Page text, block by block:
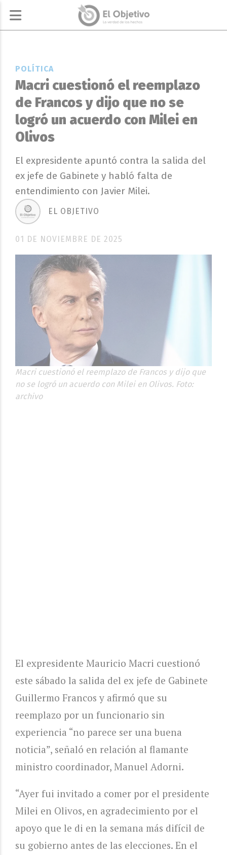
Macri cuestionó el reemplazo
de Francos y dijo que no se
logró un acuerdo con Milei en
Olivos
El expresidente apuntó contra la salida del
ex jefe de Gabinete y habló falta de
entendimiento con Javier Milei.
POLÍTICA
01 DE NOVIEMBRE DE 2025
EL OBJETIVO
Macri cuestionó el reemplazo de Francos y dijo que
no se logró un acuerdo con Milei en Olivos. Foto:
archivo
El expresidente Mauricio Macri cuestionó
este sábado la salida del ex jefe de Gabinete
Guillermo Francos y afirmó que su
reemplazo por un funcionario sin
experiencia “no parece ser una buena
noticia”, señaló en relación al flamante
ministro coordinador, Manuel Adorni.
“Ayer fui invitado a comer por el presidente
Milei en Olivos, en agradecimiento por el
apoyo que le di en la semana más difícil de
su gobierno antes de las elecciones. En el